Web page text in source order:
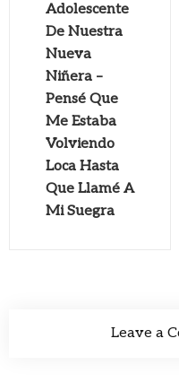
Adolescente
De Nuestra
Nueva
Niñera –
Pensé Que
Me Estaba
Volviendo
Loca Hasta
Que Llamé A
Mi Suegra
Leave a